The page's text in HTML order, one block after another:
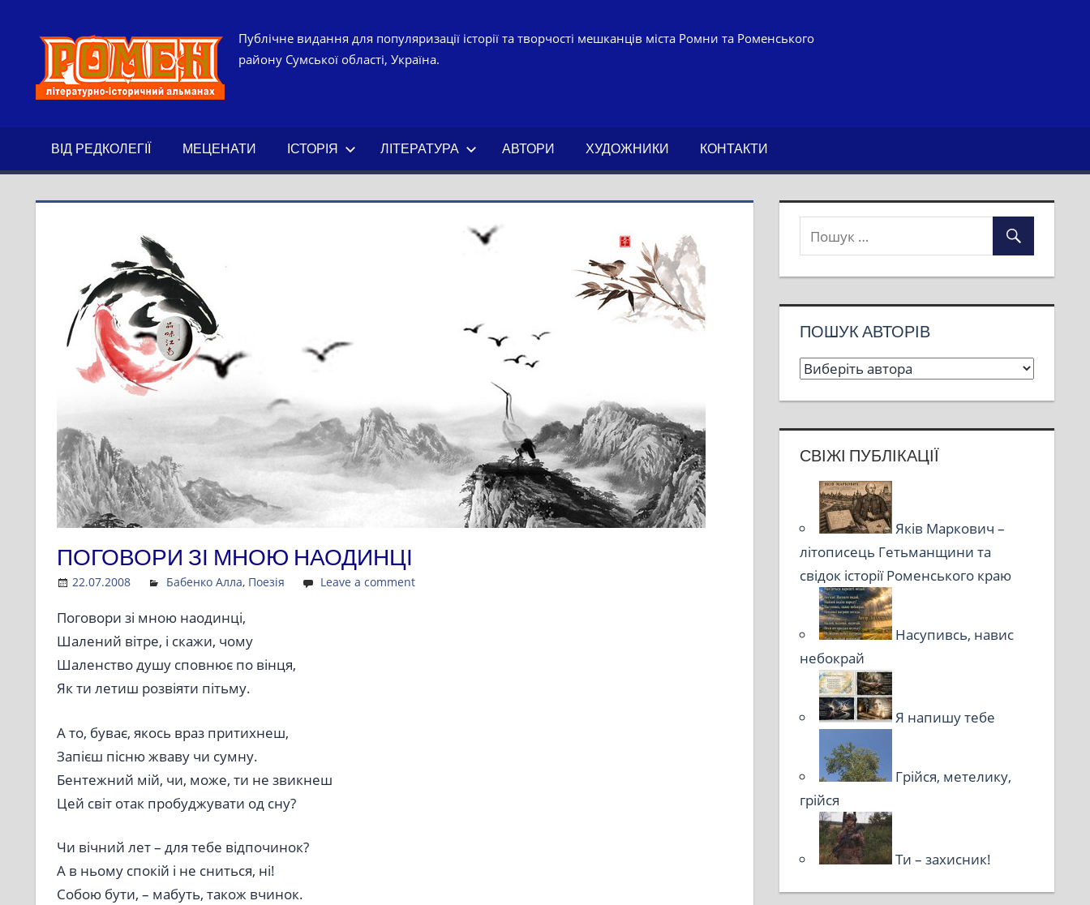
РОМЕН.
ІСТОРИЧНИЙ
АЛЬМАНАХ.
Публічне видання для популяризації історії та творчості мешканців міста Ромни та Роменського
району Сумської області, Україна.
ВІД РЕДКОЛЕГІЇ МЕЦЕНАТИ ІСТОРІЯ ЛІТЕРАТУРА АВТОРИ ХУДОЖНИКИ КОНТАКТИ
ПОГОВОРИ ЗІ МНОЮ НАОДИНЦІ
22.07.2008 Admin
Бабенко Алла, Поезія Leave a comment
Поговори зі мною наодинці,
Шалений вітре, і скажи, чому
Шаленство душу сповнює по вінця,
Як ти летиш розвіяти пітьму.
А то, буває, якось враз притихнеш,
Запієш пісню жваву чи сумну.
Бентежний мій, чи, може, ти не звикнеш
Цей світ отак пробуджувати од сну?
Чи вічний лет – для тебе відпочинок?
А в ньому спокій і не сниться, ні!
Собою бути, – мабуть, також вчинок.
ПОШУК АВТОРІВ
СВІЖІ ПУБЛІКАЦІЇ
Яків Маркович –
літописець Гетьманщини та
свідок історії Роменського краю
Насупивсь, навис
небокрай
Я напишу тебе
Грійся, метелику,
грійся
Ти – захисник!